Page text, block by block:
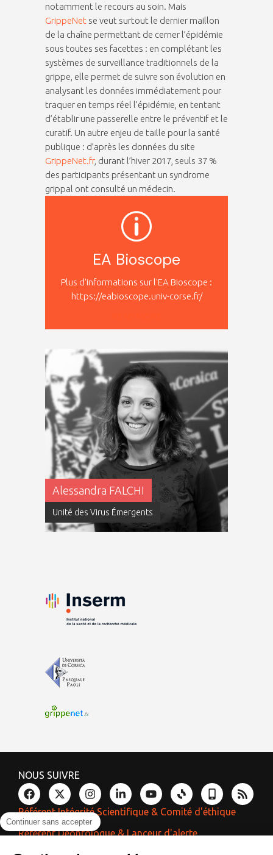
Continuer sans accepter
notamment le recours au soin. Mais
GrippeNet se veut surtout le dernier maillon
de la chaîne permettant de cerner l’épidémie
sous toutes ses facettes : en complétant les
systèmes de surveillance traditionnels de la
grippe, elle permet de suivre son évolution en
analysant les données immédiatement pour
traquer en temps réel l’épidémie, en tentant
d’établir une passerelle entre le préventif et le
curatif. Un autre enjeu de taille pour la santé
publique : d’après les données du site
GrippeNet.fr, durant l’hiver 2017, seuls 37 %
des participants présentant un syndrome
grippal ont consulté un médecin.
EA Bioscope
Plus d'informations sur l'EA Bioscope :
https://eabioscope.univ-corse.fr/
Alessandra FALCHI
Unité des Virus Émergents
NOUS SUIVRE
Référent Intégrité Scientifique & Comité d'éthique
Référent Déontologue & Lanceur d'alerte